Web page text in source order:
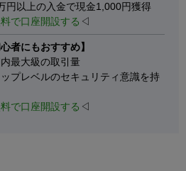
円以上の入金で現金1,000円獲得
で口座開設する ◁
者にもおすすめ】
最大級の取引量
プレベルのセキュリティ意識を持
で口座開設する ◁